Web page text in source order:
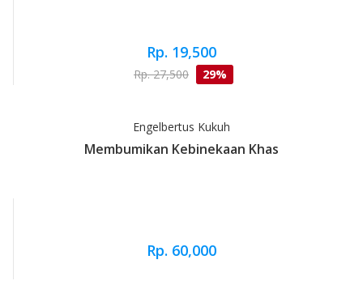
Rp. 19,500
Rp. 27,500 29%
Engelbertus Kukuh
Membumikan Kebinekaan Khas
Rp. 60,000